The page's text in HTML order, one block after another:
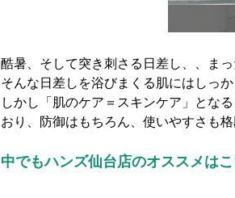
酷暑、そして突き刺さる日差し、、ま
そんな日差しを浴びまくる肌にはしっ
しかし「肌のケア＝スキンケア」とな
おり、防御はもちろん、使いやすさ も
中でもハンズ仙台店のオススメは